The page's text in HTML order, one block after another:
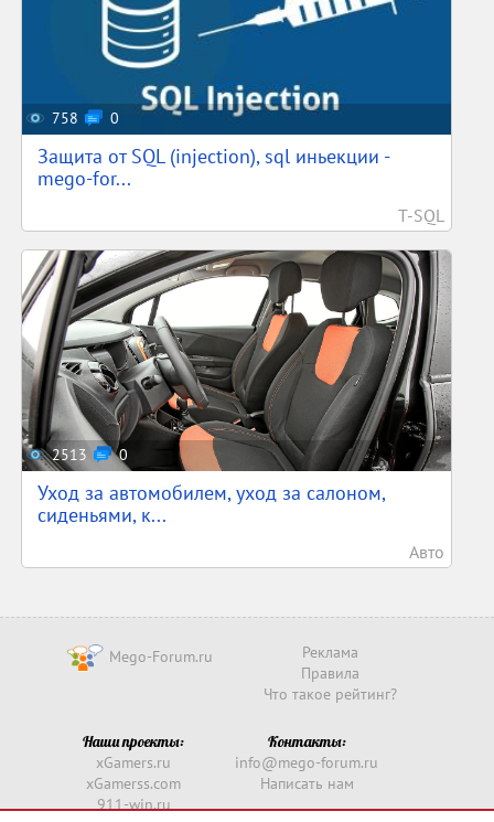
758 0
Защита от SQL (injection), sql иньекции -
mego-for...
T-SQL
2513 0
Уход за автомобилем, уход за салоном,
сиденьями, к...
Авто
Mego-Forum.ru
Реклама
Правила
Что такое рейтинг?
Наши проекты:
xGamers.ru
xGamerss.com
911-win.ru
Контакты:
info@mego-forum.ru
Написать нам